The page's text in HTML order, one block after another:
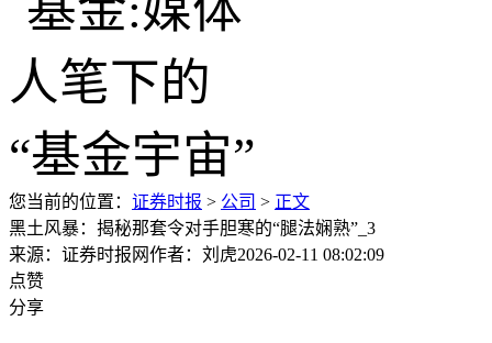
您当前的位置： 证券时报 > 公司 > 正文
黑土风暴：揭秘那套令对手胆寒的“腿法娴熟”_3
来源：证券时报网作者：刘虎2026-02-11 08:02:09
点赞
分享